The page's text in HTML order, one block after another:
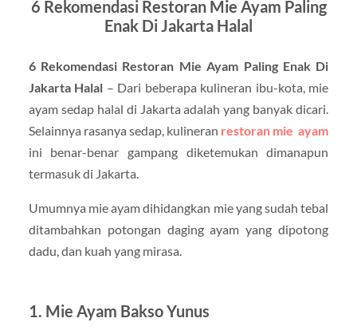
6 Rekomendasi Restoran Mie Ayam Paling
Enak Di Jakarta Halal
6 Rekomendasi Restoran Mie Ayam Paling Enak Di
Jakarta Halal – Dari beberapa kulineran ibu-kota, mie
ayam sedap halal di Jakarta adalah yang banyak dicari.
Selainnya rasanya sedap, kulineran restoran mie ayam
ini benar-benar gampang diketemukan dimanapun
termasuk di Jakarta.
Umumnya mie ayam dihidangkan mie yang sudah tebal
ditambahkan potongan daging ayam yang dipotong
dadu, dan kuah yang mirasa.
1. Mie Ayam Bakso Yunus